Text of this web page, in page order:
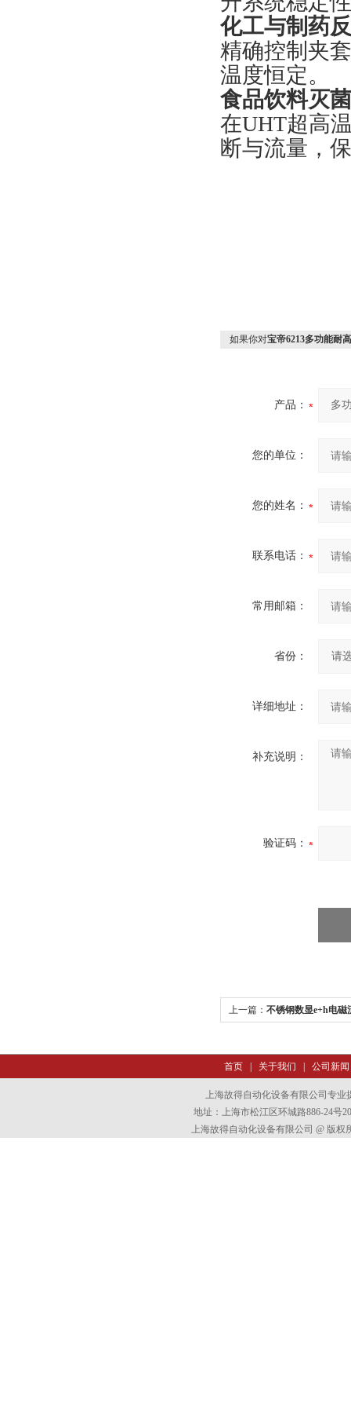
化工与制药
精确控制夹
温度恒定。
食品饮料灭
在UHT超高
断与流量，
如果你对宝帝6213多功能耐
产品：
您的单位：
您的姓名：
联系电话：
常用邮箱：
省份：
详细地址：
补充说明：
验证码：
上一篇： 不锈钢数显e+h电磁
首页| 关于我们 公司新闻
上海故得自动化设备有限公司专业
地址：上海市松江区环城路886-24号
上海故得自动化设备有限公司 @ 版权